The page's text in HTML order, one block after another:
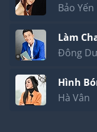
Bảo Yến
Làm
Đông
Hình
Hà Vân